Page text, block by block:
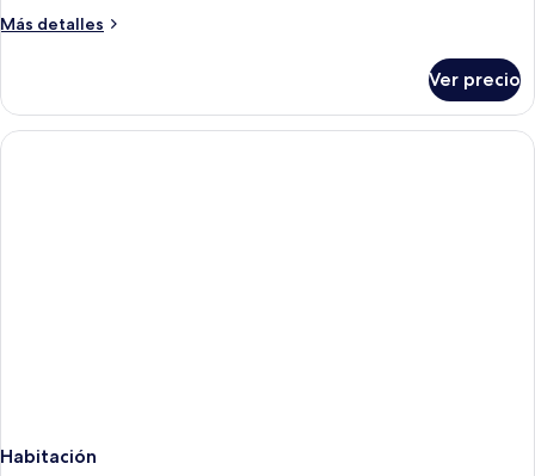
Más detalles
Más
Standard
Triple
Room
Ver precio
Habitación